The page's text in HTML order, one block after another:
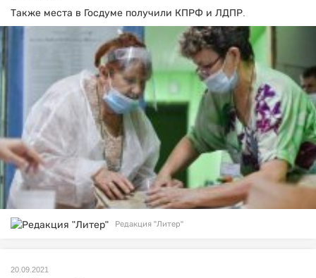
Также места в Госдуме получили КПРФ и ЛДПР.
Редакция "Литер"
20.09.2021